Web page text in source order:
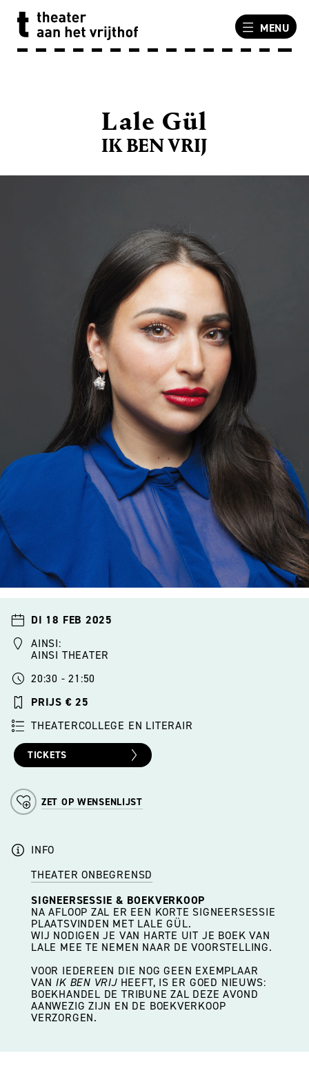
MENU
IK BEN VRIJ
Lale Gül
DI 18 FEB 2025
AINSI:
AINSI THEATER
20:30 - 21:50
PRIJS € 25
THEATERCOLLEGE EN LITERAIR
TICKETS
ZET OP WENSENLIJST
INFO
THEATER ONBEGRENSD
SIGNEERSESSIE & BOEKVERKOOP
NA AFLOOP ZAL ER EEN KORTE SIGNEERSESSIE
PLAATSVINDEN MET LALE GÜL.
WIJ NODIGEN JE VAN HARTE UIT JE BOEK VAN
LALE MEE TE NEMEN NAAR DE VOORSTELLING.
VOOR IEDEREEN DIE NOG GEEN EXEMPLAAR
VAN IK BEN VRIJHEEFT, IS ER GOED NIEUWS:
BOEKHANDEL DE TRIBUNE ZAL DEZE AVOND
AANWEZIG ZIJN EN DE BOEKVERKOOP
VERZORGEN.